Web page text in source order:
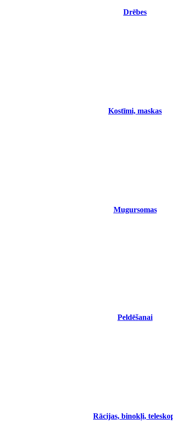
Drēbes
Kostīmi, maskas
Mugursomas
Peldēšanai
Rācijas, binokļi,